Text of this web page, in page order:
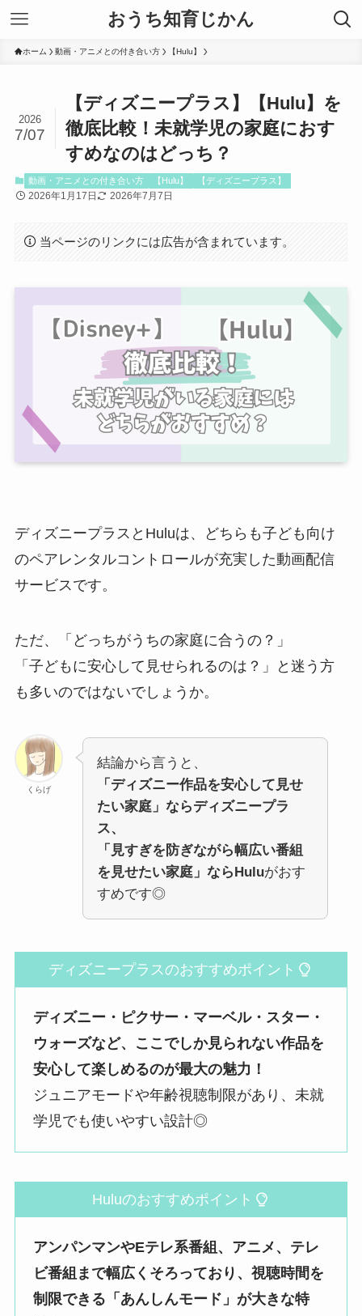
おうち知育じかん
ホーム 動画・アニメとの付き合い方 【Hulu】
【ディズニープラス】【Hulu】を
徹底比較！未就学児の家庭におす
すめなのはどっち？
2026
7/07
動画・アニメとの付き合い方 【Hulu】 【ディズニープラス】
2026年1月17日 2026年7月7日
当ページのリンクには広告が含まれています。
ディズニープラスとHuluは、どちらも子ども向け
のペアレンタルコントロールが充実した動画配信
サービスです。
ただ、「どっちがうちの家庭に合うの？」
「子どもに安心して見せられるのは？」と迷う方
も多いのではないでしょうか。
くらげ
結論から言うと、
「ディズニー作品を安心して見せ
たい家庭」ならディズニープラ
ス、
「見すぎを防ぎながら幅広い番組
を見せたい家庭」ならHuluがおす
すめです◎
ディズニープラスのおすすめポイント
ディズニー・ピクサー・マーベル・スター・
ウォーズなど、ここでしか見られない作品を
安心して楽しめるのが最大の魅力！
ジュニアモードや年齢視聴制限があり、未就
学児でも使いやすい設計◎
Huluのおすすめポイント
アンパンマンやEテレ系番組、アニメ、テレ
ビ番組まで幅広くそろっており、視聴時間を
制限できる「あんしんモード」が大きな特